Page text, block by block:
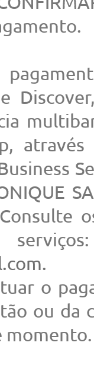
o
ou da
momento.